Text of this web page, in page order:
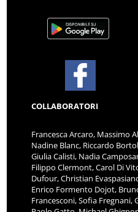
COLLABORATORI
Francesca Arcaro, Massimo
Nadine Blanc, Riccardo
Giulia Calisti, Nadia
Filippo Clermont, Carol Di
Dufour, Christian
Enrico Formento Dojot,
Francesconi, Sofia Fregnani,